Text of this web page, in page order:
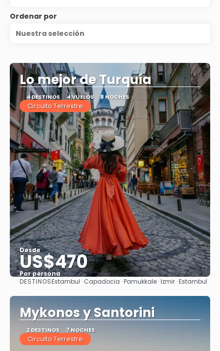
Ordenar por
Nuestra selección
Lo mejor de Turquía
4 DESTINOS 4 VUELOS 8 NOCHES
Circuito Terrestre
Desde
US$470
Por persona
Ver
DESTINOSEstambul · Capadocia · Pamukkale · Izmir · Estambul
Mykonos y Santorini
2 DESTINOS 7 NOCHES
Circuito Terrestre